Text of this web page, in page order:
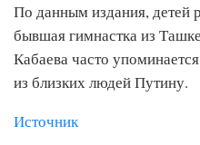
По данным издания, детей
бывшая гимнастка из
Кабаева часто
из близких людей Путину.
Источник